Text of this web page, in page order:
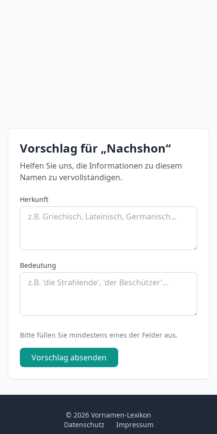
Vorschlag für „Nachshon“
Helfen Sie uns, die Informationen zu diesem
Namen zu vervollständigen.
Herkunft
Bedeutung
Bitte füllen Sie mindestens eines der Felder aus.
Vorschlag absenden
© 2026 Vornamen-Lexikon
Datenschutz
Impressum